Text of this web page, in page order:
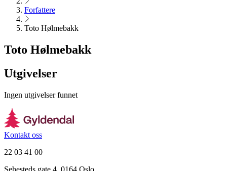
Forfattere
Toto Hølmebakk
Toto Hølmebakk
Utgivelser
Ingen utgivelser funnet
Kontakt oss
22 03 41 00
Sehesteds gate 4, 0164 Oslo